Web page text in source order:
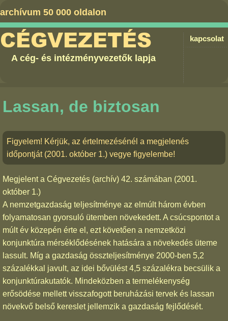
archívum 50 000 oldalon
kapcsolat
CÉGVEZETÉS
A cég- és intézményvezetők lapja
Lassan, de biztosan
Figyelem! Kérjük, az értelmezésénél a megjelenés
időpontját (2001. október 1.) vegye figyelembe!
Megjelent a Cégvezetés (archív) 42. számában (2001.
október 1.)
A nemzetgazdaság teljesítménye az elmúlt három évben
folyamatosan gyorsuló ütemben növekedett. A csúcspontot a
múlt év közepén érte el, ezt követően a nemzetközi
konjunktúra mérséklődésének hatására a növekedés üteme
lassult. Míg a gazdaság összteljesítménye 2000-ben 5,2
százalékkal javult, az idei bővülést 4,5 százalékra becsülik a
konjunktúrakutatók. Mindeközben a termelékenység
erősödése mellett visszafogott beruházási tervek és lassan
növekvő belső kereslet jellemzik a gazdaság fejlődését.